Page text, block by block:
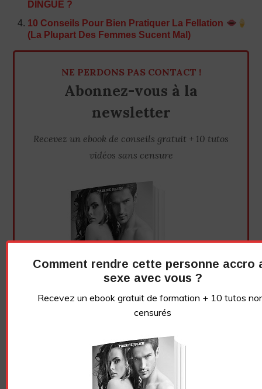
DINGUE ?
10 Conseils Pour Bien Pratiquer La Fellation
(La Plupart Des Femmes Sucent Mal)
NE PERDONS PAS CONTACT !
Abonnez-vous à la
newsletter
Recevez un ebook de conseils gratuit + 10 tutos
vidéos sans censure
Comment rendre cette personne accro
sexe avec vous ?
Recevez un ebook gratuit de formation + 10 tutos
censurés